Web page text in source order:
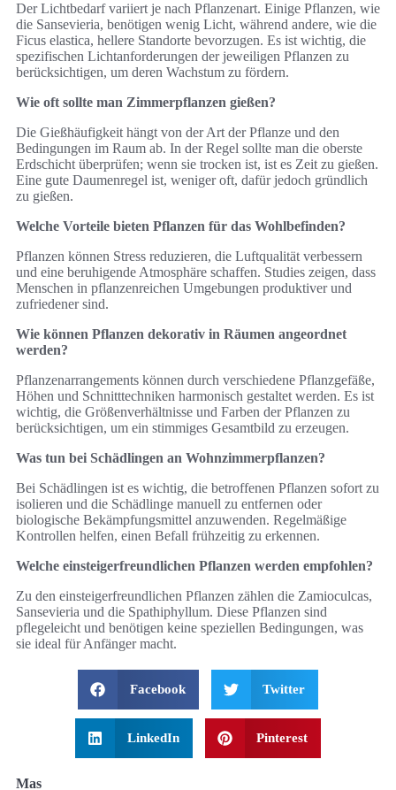
Der Lichtbedarf variiert je nach Pflanzenart. Einige Pflanzen, wie
die Sansevieria, benötigen wenig Licht, während andere, wie die
Ficus elastica, hellere Standorte bevorzugen. Es ist wichtig, die
spezifischen Lichtanforderungen der jeweiligen Pflanzen zu
berücksichtigen, um deren Wachstum zu fördern.
Wie oft sollte man Zimmerpflanzen gießen?
Die Gießhäufigkeit hängt von der Art der Pflanze und den
Bedingungen im Raum ab. In der Regel sollte man die oberste
Erdschicht überprüfen; wenn sie trocken ist, ist es Zeit zu gießen.
Eine gute Daumenregel ist, weniger oft, dafür jedoch gründlich
zu gießen.
Welche Vorteile bieten Pflanzen für das Wohlbefinden?
Pflanzen können Stress reduzieren, die Luftqualität verbessern
und eine beruhigende Atmosphäre schaffen. Studies zeigen, dass
Menschen in pflanzenreichen Umgebungen produktiver und
zufriedener sind.
Wie können Pflanzen dekorativ in Räumen angeordnet
werden?
Pflanzenarrangements können durch verschiedene Pflanzgefäße,
Höhen und Schnitttechniken harmonisch gestaltet werden. Es ist
wichtig, die Größenverhältnisse und Farben der Pflanzen zu
berücksichtigen, um ein stimmiges Gesamtbild zu erzeugen.
Was tun bei Schädlingen an Wohnzimmerpflanzen?
Bei Schädlingen ist es wichtig, die betroffenen Pflanzen sofort zu
isolieren und die Schädlinge manuell zu entfernen oder
biologische Bekämpfungsmittel anzuwenden. Regelmäßige
Kontrollen helfen, einen Befall frühzeitig zu erkennen.
Welche einsteigerfreundlichen Pflanzen werden empfohlen?
Zu den einsteigerfreundlichen Pflanzen zählen die Zamioculcas,
Sansevieria und die Spathiphyllum. Diese Pflanzen sind
pflegeleicht und benötigen keine speziellen Bedingungen, was
sie ideal für Anfänger macht.
Facebook Twitter
LinkedIn Pinterest
Mas